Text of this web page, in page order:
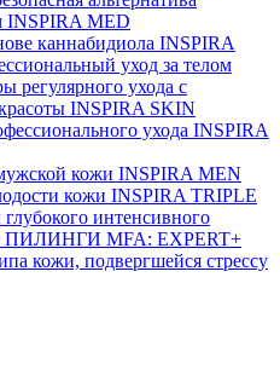
INSPIRA MED
каннабидиола INSPIRA
уход за телом
регулярного ухода с
INSPIRA SKIN
ухода INSPIRA
кожи INSPIRA MEN
кожи INSPIRA TRIPLE
интенсивного
ПИЛИНГИ MFA: EXPERT+
кожи, подвергшейся стрессу